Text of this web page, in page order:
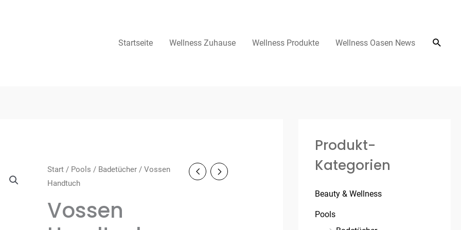
Startseite Wellness Zuhause Wellness Produkte Wellness Oasen News
Start/ Pools / Badetücher/ Vossen
Handtuch
Vossen
Produkt-
Kategorien
Beauty & Wellness
Pools